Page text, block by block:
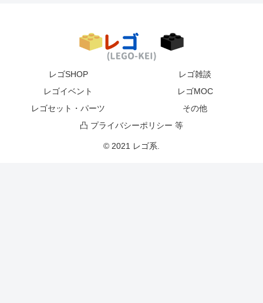
レゴSHOP
レゴ雑談
レゴイベント
レゴMOC
レゴセット・パーツ
その他
凸 プライバシーポリシー 等
© 2021 レゴ系.